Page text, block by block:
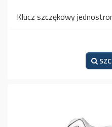
Klucz szczękowy